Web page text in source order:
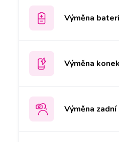
Výměna
Výměna
Výměna